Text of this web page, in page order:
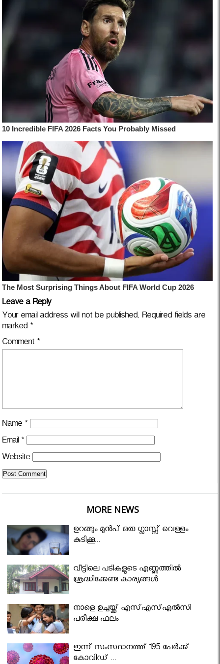
Leave a Reply
Your email address will not be published. Required fields are
marked *
Comment *
Name *
Email *
Website
MORE NEWS
ഉറങ്ങും മുന്‍പ് ഒരു ഗ്ലാസ്സ് വെള്ളം
കുടിക്കൂ...
വീട്ടിലെ പടികളുടെ എണ്ണത്തിൽ
ശ്രദ്ധിക്കേണ്ട കാര്യങ്ങൾ
നാളെ ഉച്ചയ്ക്ക് എസ്എസ്എല്‍സി
പരീക്ഷ ഫലം
ഇന്ന് സംസ്ഥാനത്ത് 195 പേര്‍ക്ക്
കോവിഡ് ...